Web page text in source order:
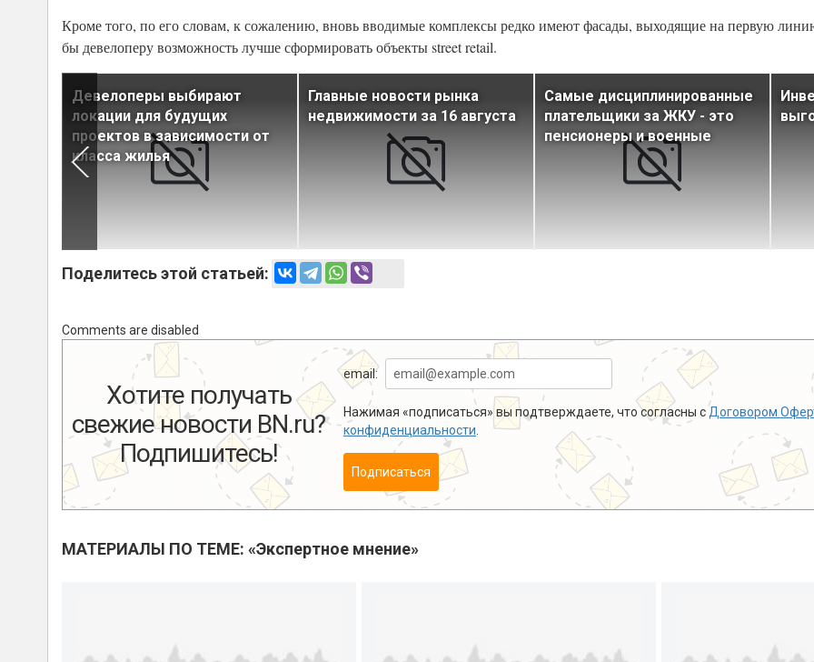
Кроме того, по его словам, к сожалению, вновь вводимые комплексы редко имеют фасады, выходящие на первую
бы девелоперу возможность лучше сформировать объекты street retail.
Девелоперы выбирают
локации для будущих
проектов в зависимости от
класса жилья
Главные новости рынка
недвижимости за 16 августа
Самые дисциплинированные
плательщики за ЖКУ - это
пенсионеры и военные
Поделитесь этой статьей:
Comments are disabled
Хотите получать
свежие новости BN.ru?
Подпишитесь!
email:
Нажимая «подписаться» вы подтверждаете, что согласны с Договором
конфиденциальности
Подписаться
МАТЕРИАЛЫ ПО ТЕМЕ: «Экспертное мнение»